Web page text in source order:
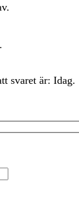
svaret är: Idag.